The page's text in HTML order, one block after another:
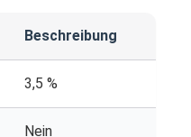
Beschreibung
3,5 %
Nein